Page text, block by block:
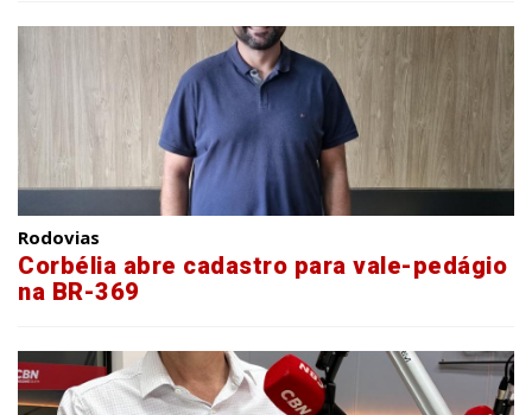
Rodovias
Corbélia abre cadastro para vale-pedágio
na BR-369